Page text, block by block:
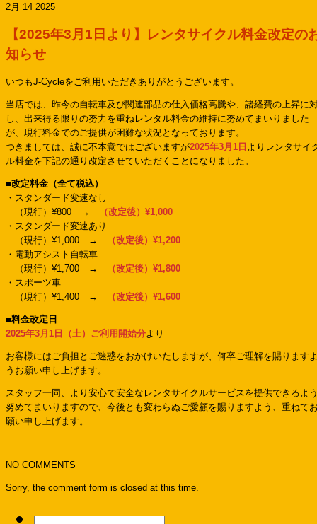
2月 14 2025
【2025年3月1日より】レンタサイクル料金改定の
知らせ
いつもJ-Cycleをご利用いただきありがとうございます。
当店では、昨今の自転車及び関連部品の仕入価格高騰や、諸経費の上昇に
し、出来得る限りの努力を重ねレンタル料金の維持に努めてまいりました
が、現行料金でのご提供が困難な状況となっております。
つきましては、誠に不本意ではございますが2025年3月1日 よりレンタサイ
ル料金を下記の通り改定させていただくことになりました。
■改定料金（全て税込）
・スタンダード変速なし
（現行）¥800 →
（改定後）¥1,000
・スタンダード変速あり
（現行）¥1,000 →
（改定後）¥1,200
・電動アシスト自転車
（現行）¥1,700 →
（改定後）¥1,800
・スポーツ車
（現行）¥1,400 →
（改定後）¥1,600
■料金改定日
2025年3月1日（土）ご利用開始分より
お客様にはご負担とご迷惑をおかけいたしますが、何卒ご理解を賜ります
うお願い申し上げます。
スタッフ一同、より安心で安全なレンタサイクルサービスを提供できるよ
努めてまいりますので、今後とも変わらぬご愛顧を賜りますよう、重ねて
願い申し上げます。
NO COMMENTS
Sorry, the comment form is closed at this time.